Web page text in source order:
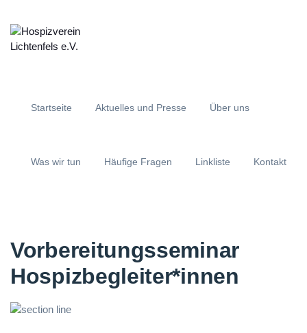
Startseite Aktuelles und Presse Über uns
Was wir tun Häufige Fragen Linkliste Kontakt
Vorbereitungsseminar
Hospizbegleiter*innen